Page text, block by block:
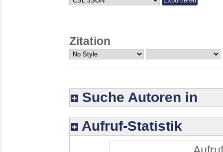
Zitation
Suche Autoren in
Aufruf-Statistik